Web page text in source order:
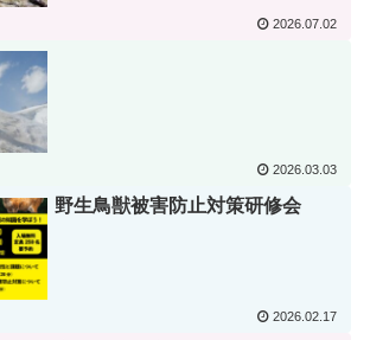
2026.07.02
2026.03.03
野生鳥獣被害防止対策研修会
2026.02.17